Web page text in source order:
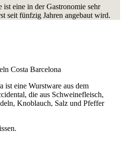
eine in der Gastronomie sehr
seit fünfzig Jahren angebaut wird.
Costa Barcelona
ist eine Wurstware aus dem
die aus Schweinefleisch,
Knoblauch, Salz und Pfeffer